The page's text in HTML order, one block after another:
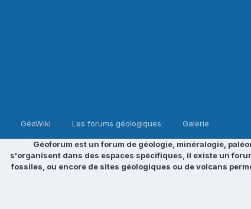
GéoWiki Les forums géologiques Galerie
Géoforum est un forum de géologie, minéralogie,
s'organisent dans des espaces spécifiques, il existe un
fossiles, ou encore de sites géologiques ou de volcans